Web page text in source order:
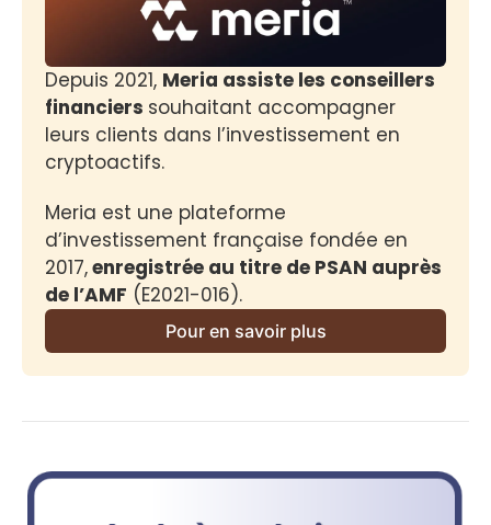
Depuis 2021, Meria assiste les conseillers
financiers souhaitant accompagner
leurs clients dans l’investissement en
cryptoactifs.
Meria est une plateforme
d’investissement française fondée en
2017, enregistrée au titre de PSAN auprès
de l’AMF (E2021-016).
Pour en savoir plus